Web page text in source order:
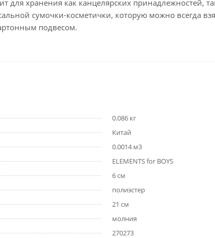
для хранения как канцелярских принадлежностей,
сумочки-косметички, которую можно всегда
подвесом.
0.086 кг
Китай
0.0014 м3
ELEMENTS for BOYS
6 см
полиэстер
21 см
молния
270273